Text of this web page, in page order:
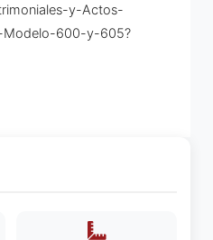
y-Actos-
Modelo-600-y-605?